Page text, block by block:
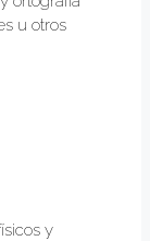
u otros
y